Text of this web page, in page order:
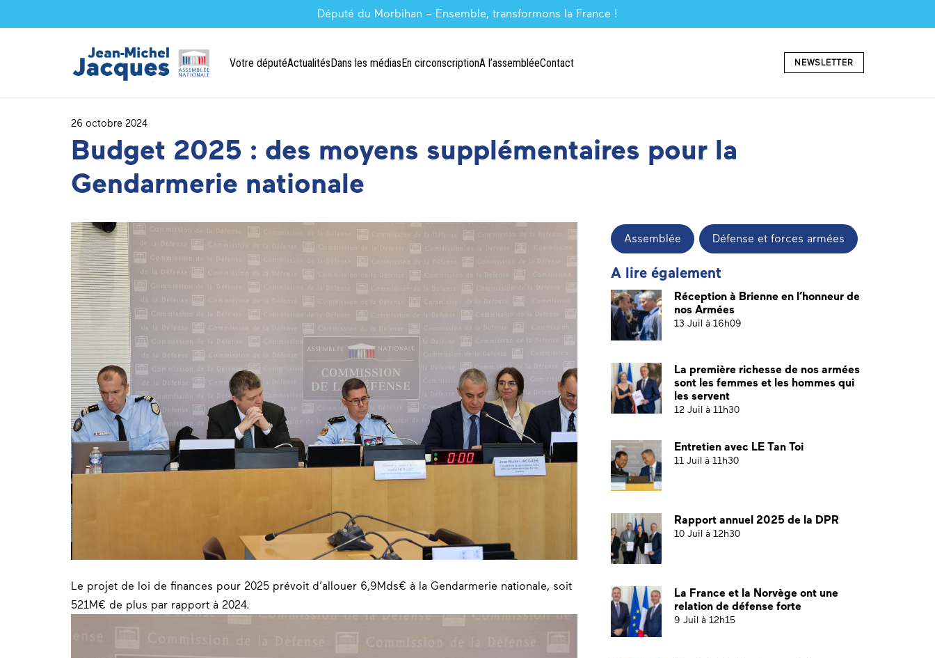
Député du Morbihan – Ensemble, transformons la France !
Votre députéActualitésDans les médiasEn circonscriptionA l’assembléeContact NEWSLETTER
26 octobre 2024
Budget 2025 : des moyens supplémentaires pour la
Gendarmerie nationale
Le projet de loi de finances pour 2025 prévoit d’allouer 6,9Mds€ à la Gendarmerie nationale, soit
521M€ de plus par rapport à 2024.
Assemblée Défense et forces armées
A lire également
Réception à Brienne en l’honneur de
nos Armées
13 Juil à 16h09
La première richesse de nos armées
sont les femmes et les hommes qui
les servent
12 Juil à 11h30
Entretien avec LE Tan Toi
11 Juil à 11h30
Rapport annuel 2025 de la DPR
10 Juil à 12h30
La France et la Norvège ont une
relation de défense forte
9 Juil à 12h15